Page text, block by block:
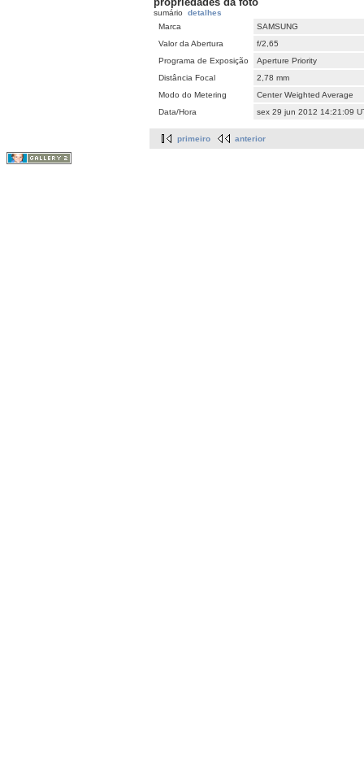
sumário detalhes
Marca
SAMSUNG
Valor da Abertura
f/2,65
Programa de Exposição
Aperture Priority
Distância Focal
2,78 mm
Modo do Metering
Center Weighted Average
Data/Hora
sex 29 jun 2012 14:21:09
primeiro anterior